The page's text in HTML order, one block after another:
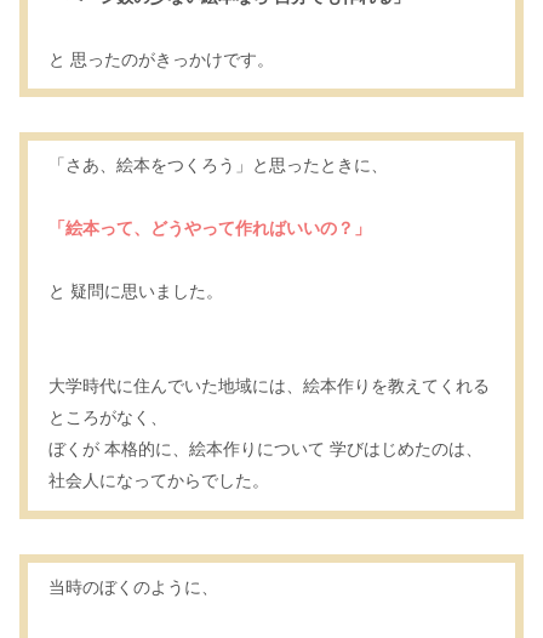
と 思ったのがきっかけです。
「さあ、絵本をつくろう」と思ったときに、
「絵本って、どうやって作ればいいの？」
と 疑問に思いました。
大学時代に住んでいた地域には、絵本作りを教えてくれる
ところがなく、
ぼくが 本格的に、絵本作りについて 学びはじめたのは、
社会人になってからでした。
当時のぼくのように、